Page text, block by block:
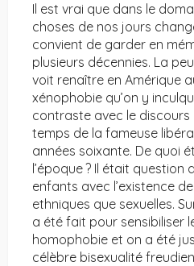
Il est vrai que dans le
choses de nos jours
convient de garder en
plusieurs décennies. La
voit renaître en Amérique
xénophobie qu’on y
contraste avec le
temps de la fameuse
années soixante. De quoi
l’époque ? Il était question
enfants avec l’existence
ethniques que sexuelles.
a été fait pour sensibiliser
homophobie et on a été
célèbre bisexualité